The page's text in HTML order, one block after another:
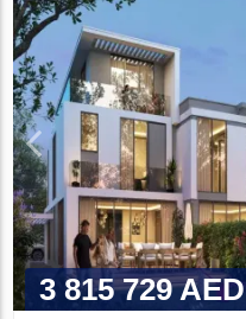
3 815 729 AED